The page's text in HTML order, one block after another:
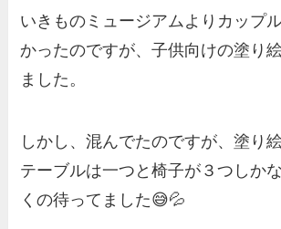
いきものミュージアムよりカップ
かったのですが、子供向けの塗り
ました。
しかし、混んでたのですが、塗り
テーブルは一つと椅子が３つしか
くの待ってました😅💦